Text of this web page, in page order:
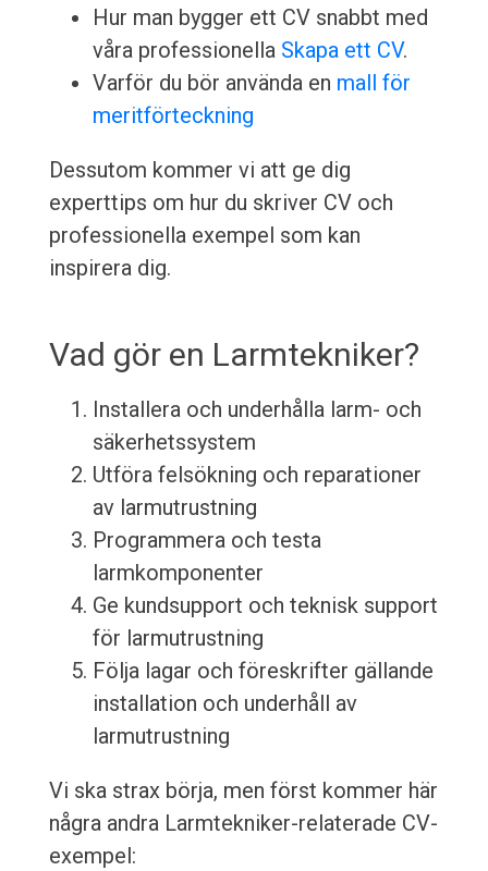
Hur man bygger ett CV snabbt med
våra professionella Skapa ett CV.
Varför du bör använda en mall för
meritförteckning
Dessutom kommer vi att ge dig
experttips om hur du skriver CV och
professionella exempel som kan
inspirera dig.
Vad gör en Larmtekniker?
Installera och underhålla larm- och
säkerhetssystem
Utföra felsökning och reparationer
av larmutrustning
Programmera och testa
larmkomponenter
Ge kundsupport och teknisk support
för larmutrustning
Följa lagar och föreskrifter gällande
installation och underhåll av
larmutrustning
Vi ska strax börja, men först kommer här
några andra Larmtekniker-relaterade CV-
exempel: